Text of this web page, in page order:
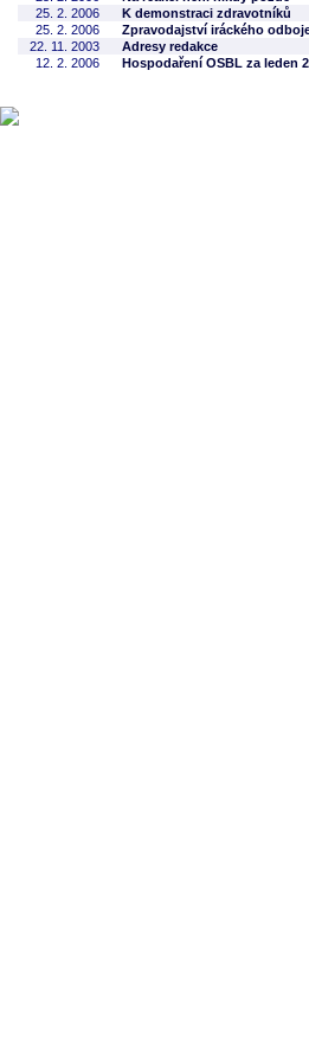
25. 2. 2006
K demonstraci zdravotníků
25. 2. 2006
Zpravodajství iráckého
22. 11. 2003
Adresy redakce
12. 2. 2006
Hospodaření OSBL za leden